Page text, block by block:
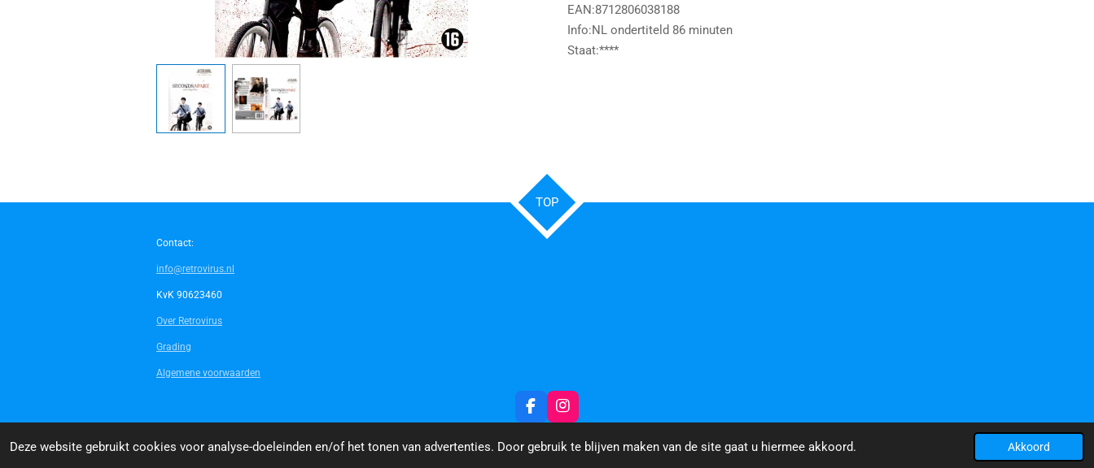
Deze website gebruikt cookies voor analyse-doeleinden en/of het tonen van advertenties. Door gebruik te blijven maken van de site gaat u hiermee akkoord. Akkoord
EAN:8712806038188
Info:NL ondertiteld 86 minuten
Staat:****
TOP
Contact:
info@retrovirus.nl
KvK 90623460
Over Retrovirus
Grading
Algemene voorwaarden
F
a
c
e
I
n
s